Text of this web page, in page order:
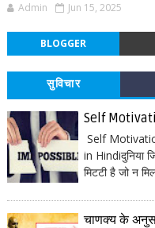
Admin Jun 15, 2025
BLOGGER
सुविचार
Self
Self
in Hindiदुनिया
मिटटी है जो न
चाणक्य के